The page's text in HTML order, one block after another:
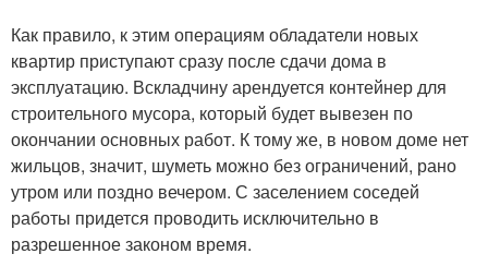
Как правило, к этим операциям обладатели новых
квартир приступают сразу после сдачи дома в
эксплуатацию. Вскладчину арендуется контейнер для
строительного мусора, который будет вывезен по
окончании основных работ. К тому же, в новом доме нет
жильцов, значит, шуметь можно без ограничений, рано
утром или поздно вечером. С заселением соседей
работы придется проводить исключительно в
разрешенное законом время.